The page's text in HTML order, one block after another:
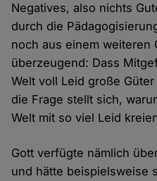
Negatives, also nichts
durch die
noch aus einem weiteren
überzeugend: Dass
Welt voll Leid große
die Frage stellt sich,
Welt mit so viel Leid
Gott verfügte nämlich
und hätte beispielsweise